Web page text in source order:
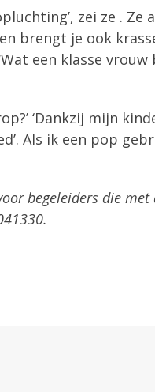
zei ze . Ze
brengt je ook
een klasse vrouw
‘Dankzij mijn
Als ik een pop
begeleiders die